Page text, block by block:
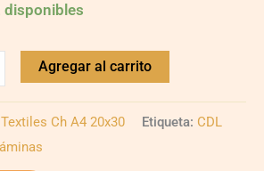
disponibles
Agregar al carrito
Ch A4 20x30 Etiqueta: CDL